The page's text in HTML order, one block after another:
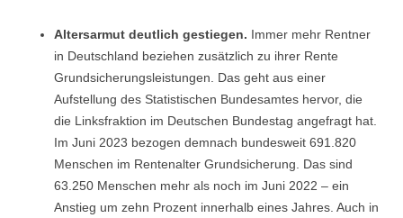
Altersarmut deutlich gestiegen. Immer mehr Rentner
in Deutschland beziehen zusätzlich zu ihrer Rente
Grundsicherungsleistungen. Das geht aus einer
Aufstellung des Statistischen Bundesamtes hervor, die
die Linksfraktion im Deutschen Bundestag angefragt hat.
Im Juni 2023 bezogen demnach bundesweit 691.820
Menschen im Rentenalter Grundsicherung. Das sind
63.250 Menschen mehr als noch im Juni 2022 – ein
Anstieg um zehn Prozent innerhalb eines Jahres. Auch in